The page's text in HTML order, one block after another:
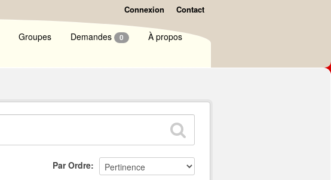
Connexion Contact
Groupes Demandes 0 À propos
Par Ordre